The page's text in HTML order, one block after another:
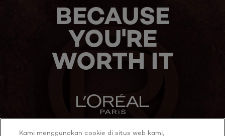
BECAUSE
YOU'RE
WORTH IT
Kami menggunakan cookie di situs web kami,